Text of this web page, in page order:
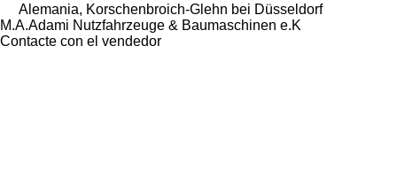
Alemania, Korschenbroich-Glehn bei Düsseldorf
M.A.Adami Nutzfahrzeuge & Baumaschinen e.K
Contacte con el vendedor